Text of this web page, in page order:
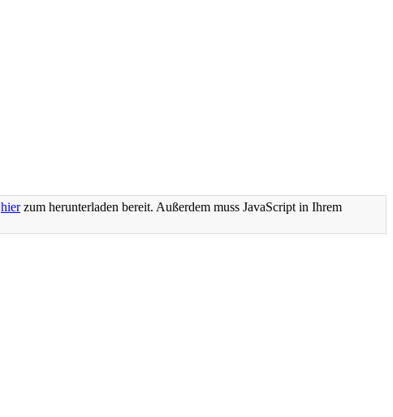
hierzum herunterladen bereit. Außerdem muss JavaScript in Ihrem